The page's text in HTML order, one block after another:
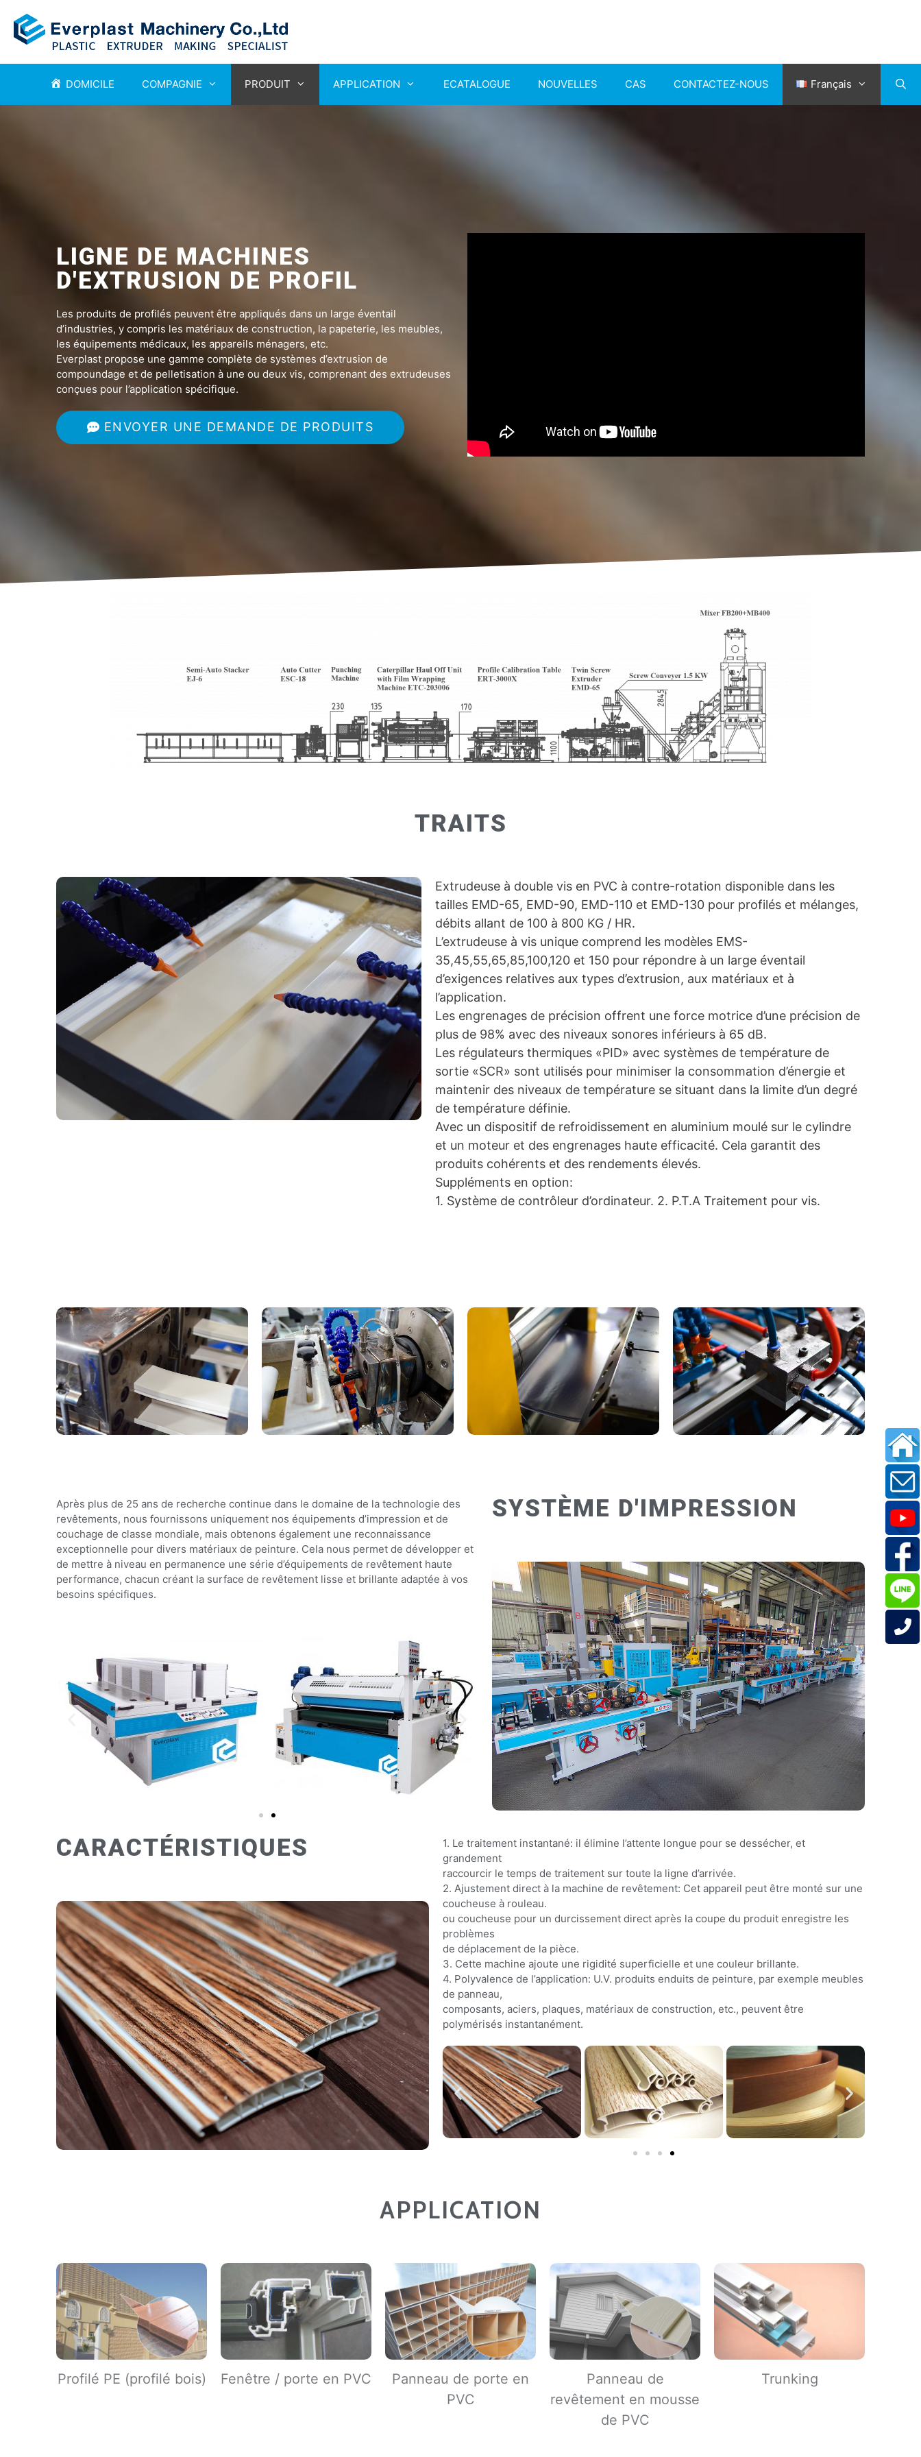
DOMICILE COMPAGNIE PRODUIT APPLICATION ECATALOGUE NOUVELLES CAS CONTACTEZ-NOUS Français
LIGNE DE MACHINES
D'EXTRUSION DE PROFIL
Les produits de profilés peuvent être appliqués dans un large éventail
d’industries, y compris les matériaux de construction, la papeterie, les meubles,
les équipements médicaux, les appareils ménagers, etc.
Everplast propose une gamme complète de systèmes d’extrusion de
compoundage et de pelletisation à une ou deux vis, comprenant des extrudeuses
conçues pour l’application spécifique.
ENVOYER UNE DEMANDE DE PRODUITS
TRAITS
Extrudeuse à double vis en PVC à contre-rotation disponible dans les
tailles EMD-65, EMD-90, EMD-110 et EMD-130 pour profilés et mélanges,
débits allant de 100 à 800 KG / HR.
L’extrudeuse à vis unique comprend les modèles EMS-
35,45,55,65,85,100,120 et 150 pour répondre à un large éventail
d’exigences relatives aux types d’extrusion, aux matériaux et à
l’application.
Les engrenages de précision offrent une force motrice d’une précision de
plus de 98% avec des niveaux sonores inférieurs à 65 dB.
Les régulateurs thermiques «PID» avec systèmes de température de
sortie «SCR» sont utilisés pour minimiser la consommation d’énergie et
maintenir des niveaux de température se situant dans la limite d’un degré
de température définie.
Avec un dispositif de refroidissement en aluminium moulé sur le cylindre
et un moteur et des engrenages haute efficacité. Cela garantit des
produits cohérents et des rendements élevés.
Suppléments en option:
1. Système de contrôleur d’ordinateur. 2. P.T.A Traitement pour vis.
Après plus de 25 ans de recherche continue dans le domaine de la technologie des
revêtements, nous fournissons uniquement nos équipements d’impression et de
couchage de classe mondiale, mais obtenons également une reconnaissance
exceptionnelle pour divers matériaux de peinture. Cela nous permet de développer et
de mettre à niveau en permanence une série d’équipements de revêtement haute
performance, chacun créant la surface de revêtement lisse et brillante adaptée à vos
besoins spécifiques.
SYSTÈME D'IMPRESSION
CARACTÉRISTIQUES
1. Le traitement instantané: il élimine l’attente longue pour se dessécher, et
grandement
raccourcir le temps de traitement sur toute la ligne d’arrivée.
2. Ajustement direct à la machine de revêtement: Cet appareil peut être monté sur une
coucheuse à rouleau.
ou coucheuse pour un durcissement direct après la coupe du produit enregistre les
problèmes
de déplacement de la pièce.
3. Cette machine ajoute une rigidité superficielle et une couleur brillante.
4. Polyvalence de l’application: U.V. produits enduits de peinture, par exemple meubles
de panneau,
composants, aciers, plaques, matériaux de construction, etc., peuvent être
polymérisés instantanément.
APPLICATION
Profilé PE (profilé bois) Fenêtre / porte en PVC
Panneau de porte en
PVC
Panneau de
revêtement en mousse
de PVC
Trunking